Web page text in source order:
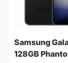
Samsung
128GB